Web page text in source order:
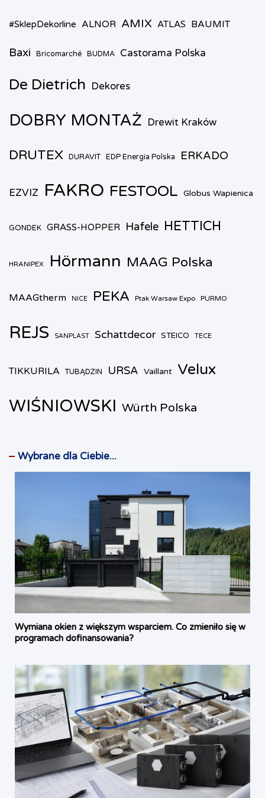
#SklepDekorline ALNOR AMIX ATLAS BAUMIT
Baxi Bricomarché BUDMA Castorama Polska
De Dietrich Dekores
DOBRY MONTAŻ Drewit Kraków
DRUTEX DURAVIT EDP Energia Polska ERKADO
EZVIZ FAKRO FESTOOL Globus Wapienica
GONDEK GRASS-HOPPER Hafele HETTICH
HRANIPEX Hörmann MAAG Polska
MAAGtherm NICE PEKA Ptak Warsaw Expo PURMO
REJS SANPLAST Schattdecor STEICO TECE
TIKKURILA TUBĄDZIN URSA Vaillant Velux
WIŚNIOWSKI Würth Polska
Wybrane dla Ciebie...
Wymiana okien z większym wsparciem. Co zmieniło się w
programach dofinansowania?